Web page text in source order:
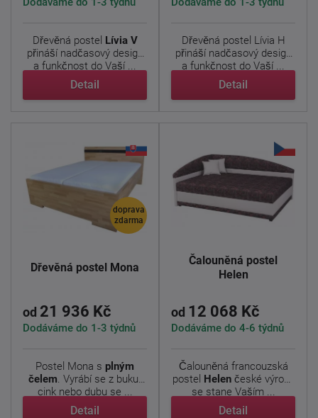
Dřevěná postel Lívia V
přináší nadčasový design
a funkčnost do Vaší ...
Detail
Dřevěná postel Lívia H
přináší nadčasový design
a funkčnost do Vaší ...
Detail
doprava
zdarma
Dřevěná postel Mona
od 21 936 Kč
Dodáváme do 1-3 týdnů
Postel Mona s plným
čelem. Vyrábí se z buku-
cink nebo dubu se ...
Detail
Čalouněná postel
Helen
od 12 068 Kč
Dodáváme do 4-6 týdnů
Čalouněná francouzská
postel Helenčeské výroby
se stane Vaším ...
Detail